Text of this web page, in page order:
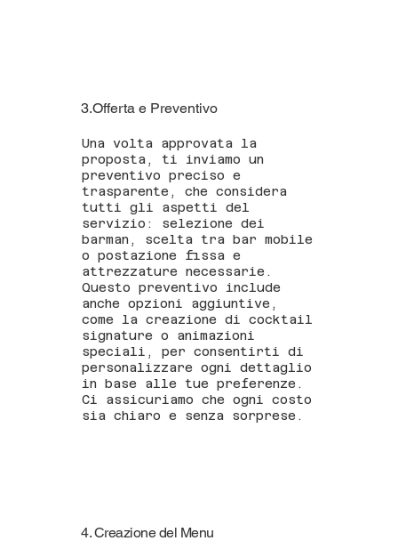
3.Offerta e Preventivo
Una volta approvata la
proposta, ti inviamo un
preventivo preciso e
trasparente, che considera
tutti gli aspetti del
servizio: selezione dei
barman, scelta tra bar mobile
o postazione fissa e
attrezzature necessarie.
Questo preventivo include
anche opzioni aggiuntive,
come la creazione di cocktail
signature o animazioni
speciali, per consentirti di
personalizzare ogni dettaglio
in base alle tue preferenze.
Ci assicuriamo che ogni costo
sia chiaro e senza sorprese.
4. Creazione del Menu